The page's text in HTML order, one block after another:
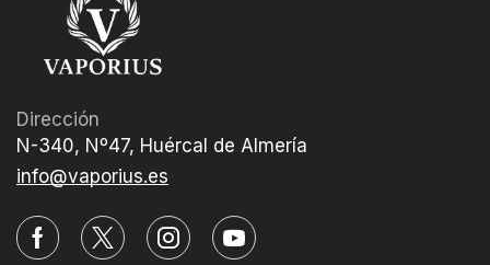
Dirección
N-340, Nº47, Huércal de Almería
info@vaporius.es